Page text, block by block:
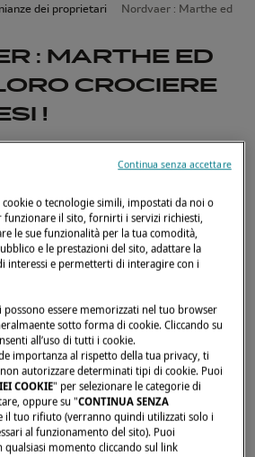
dei proprietari Nordvaer : Marthe ed
: MARTHE ED
CROCIERE
!
a bordo del loro
nei mari
Norvegia.
Marthe ed Eric hanno
unendo le loro
natura e gastronomia.
unLagoon 51per un
a cuore, quello di
o tecnologie simili, impostati da noi o
il sito, fornirti i servizi richiesti,
le sue funzionalità per la tua comodità,
e le prestazioni del sito, adattare la
interessi e permetterti di interagire con i
essere memorizzati nel tuo browser
sotto forma di cookie. Cliccando su
all’uso di tutti i cookie.
importanza al rispetto della tua privacy, ti
autorizzare determinati tipi di cookie. Puoi
COOKIE" per selezionare le categorie di
oppure su "CONTINUA SENZA
il tuo rifiuto (verranno quindi utilizzati solo i
al funzionamento del sito). Puoi
qualsiasi momento cliccando sul link
Continua senza accettare